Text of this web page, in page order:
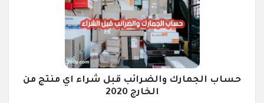
حساب الجمارك والضرائب قبل شراء اي منتج من
الخارج 2020